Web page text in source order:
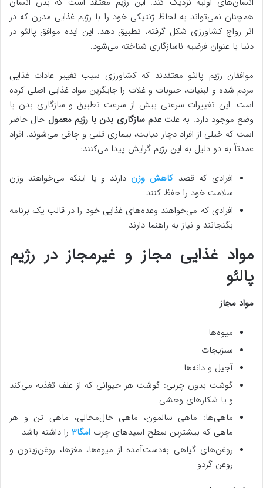
همچنان نمی‌تواند به لحاظ ژنتیکی خود را با رژیم غذایی مدرن که در
اثر رواج کشاورزی شکل گرفته، تطبیق دهد. این ایده موافق پالئو در
دنیا با عنوان فرضیه ناسازگاری شناخته می‌شود.
موافقان رژیم پالئو معتقدند که کشاورزی سبب تغییر عادات غذایی
مردم شده و لبنیات، حبوبات و غلات را جایگزین مواد غذایی اصلی کرده
است. این تغییرات سرعتی بیش از سرعت تطبیق و سازگاری بدن با
وضع موجود دارد. به علتعدم سازگاری بدن با رژیم معمول حال حاضر
است که خیلی از افراد دچار دیابت، بیماری قلبی و چاقی می‌شوند. افراد
عمدتاً به دو دلیل به این رژیم گرایش پیدا می‌کنند:
افرادی که قصد کاهش وزن دارند و یا اینکه می‌خواهند وزن
سلامت خود را حفظ کنند
افرادی که می‌خواهند وعده‌های غذایی خود را در قالب یک برنامه
بگنجانند و نیاز به راهنما دارند
مواد غذایی مجاز و غیرمجاز در رژیم
پالئو
مواد مجاز
میوه‌ها
سبزیجات
آجیل و دانه‌ها
گوشت بدون چربی: گوشت هر حیوانی که از علف تغذیه می‌کند
و یا شکارهای وحشی
ماهی‌ها: ماهی سالمون، ماهی خال‌مخالی، ماهی تن و هر
ماهی که بیشترین سطح اسیدهای چرب امگا۳
را داشته باشد
روغن‌های گیاهی به‌دست‌آمده از میوه‌ها، مغزها، روغن‌زیتون و
روغن گردو